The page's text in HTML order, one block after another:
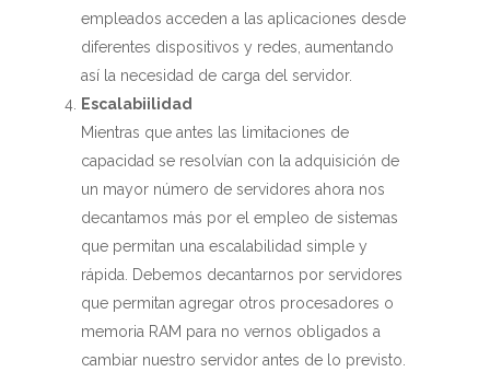
empleados acceden a las aplicaciones desde
diferentes dispositivos y redes, aumentando
así la necesidad de carga del servidor.
Escalabiilidad
Mientras que antes las limitaciones de
capacidad se resolvían con la adquisición de
un mayor número de servidores ahora nos
decantamos más por el empleo de sistemas
que permitan una escalabilidad simple y
rápida. Debemos decantarnos por servidores
que permitan agregar otros procesadores o
memoria RAM para no vernos obligados a
cambiar nuestro servidor antes de lo previsto.